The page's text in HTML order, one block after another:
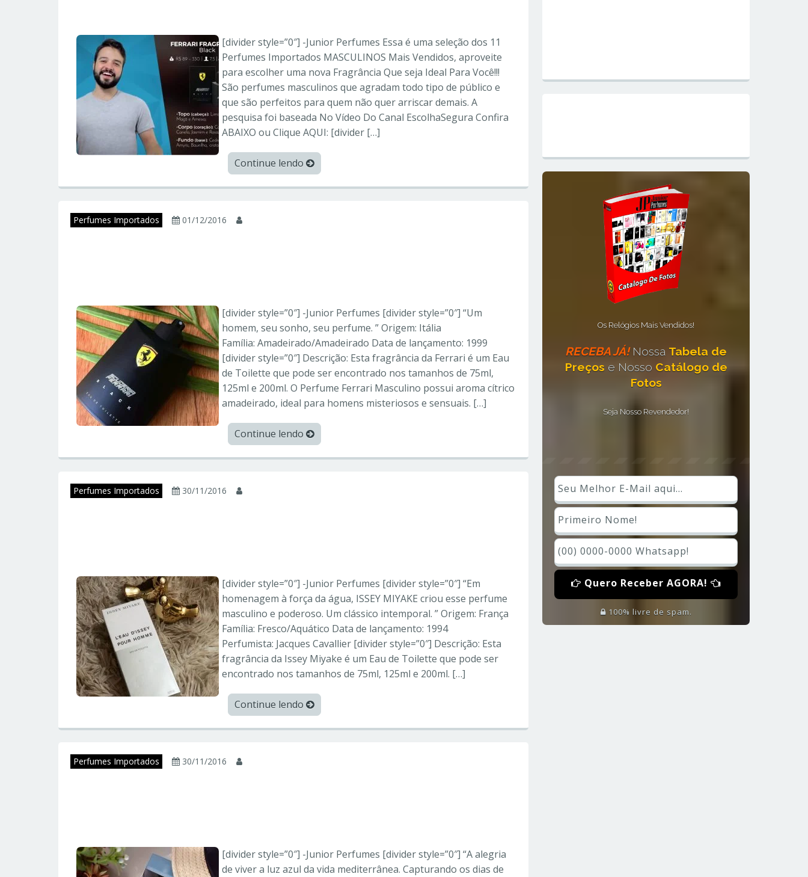
[divider style=”0″] -Junior Perfumes Essa é uma seleção dos 11
Perfumes Importados MASCULINOS Mais Vendidos, aproveite
para escolher uma nova Fragrância Que seja Ideal Para Você!!!
São perfumes masculinos que agradam todo tipo de público e
que são perfeitos para quem não quer arriscar demais. A
pesquisa foi baseada No Vídeo Do Canal EscolhaSegura Confira
ABAIXO ou Clique AQUI: [divider […]
Continue lendo
Perfumes Importados 01/12/2016
[divider style=”0″] -Junior Perfumes [divider style=”0″] “Um
homem, seu sonho, seu perfume. ” Origem: Itália
Família: Amadeirado/Amadeirado Data de lançamento: 1999
[divider style=”0″] Descrição: Esta fragrância da Ferrari é um Eau
de Toilette que pode ser encontrado nos tamanhos de 75ml,
125ml e 200ml. O Perfume Ferrari Masculino possui aroma cítrico
amadeirado, ideal para homens misteriosos e sensuais. […]
Continue lendo
Perfumes Importados 30/11/2016
[divider style=”0″] -Junior Perfumes [divider style=”0″] “Em
homenagem à força da água, ISSEY MIYAKE criou esse perfume
masculino e poderoso. Um clássico intemporal. ” Origem: França
Família: Fresco/Aquático Data de lançamento: 1994
Perfumista: Jacques Cavallier [divider style=”0″] Descrição: Esta
fragrância da Issey Miyake é um Eau de Toilette que pode ser
encontrado nos tamanhos de 75ml, 125ml e 200ml. […]
Continue lendo
Perfumes Importados 30/11/2016
[divider style=”0″] -Junior Perfumes [divider style=”0″] “A alegria
de viver a luz azul da vida mediterrânea. Capturando os dias de
Os Relógios Mais Vendidos!
RECEBA JÁ!Nossa Tabela de
Preços e Nosso Catálogo de
Fotos
Seja Nosso Revendedor!
Quero Receber AGORA!
100% livre de spam.